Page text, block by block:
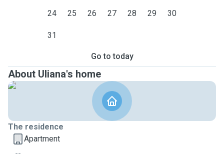
24 25 26 27 28 29 30
31
Go to today
About Uliana's home
The residence
Apartment